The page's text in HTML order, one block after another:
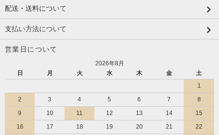
配送・送料について
支払い方法について
営業日について
2026年8月
日
月 火 水 木 金
土
1
2
3 4 5 6 7
8
9
10 11 12 13 14
15
16
17 18 19 20 21
22